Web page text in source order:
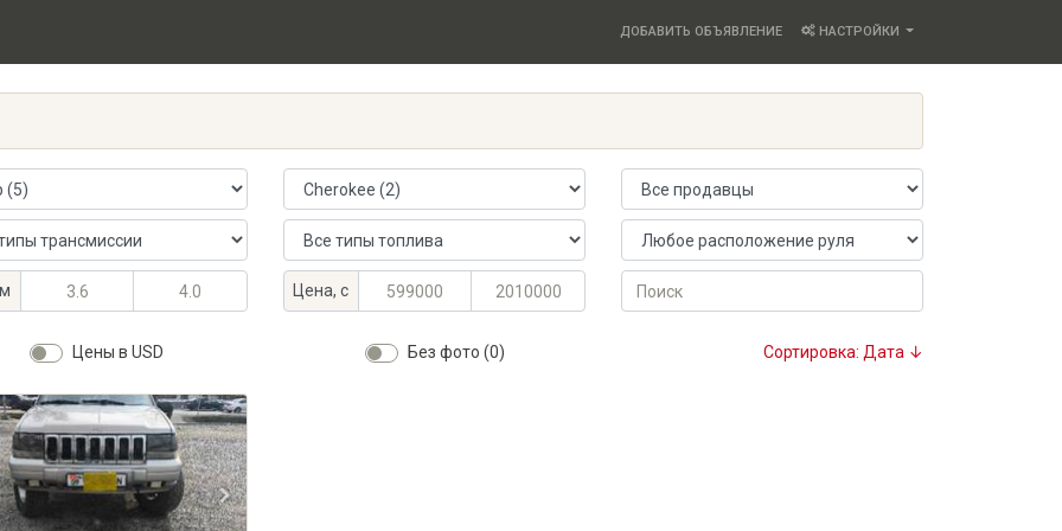
ДОБАВИТЬ ОБЪЯВЛЕНИЕ НАСТРОЙКИ
Модель автомобиля Продавец
Тип топлива Расположение руля
объём, л
объём, л Цена, с
Максимальная цена, KGS
Минимальная цена, KGS Поиск
Цены в USD Без фото (0) Сортировка: Дата ↓